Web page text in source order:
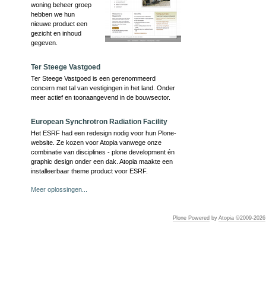
woning beheer groep
hebben we hun
nieuwe product een
gezicht en inhoud
gegeven.
Ter Steege Vastgoed
Ter Steege Vastgoed is een gerenommeerd
concern met tal van vestigingen in het land. Onder
meer actief en toonaangevend in de bouwsector.
European Synchrotron Radiation Facility
Het ESRF had een redesign nodig voor hun Plone-
website. Ze kozen voor Atopia vanwege onze
combinatie van disciplines - plone development én
graphic design onder een dak. Atopia maakte een
installeerbaar theme product voor ESRF.
Meer oplossingen...
Plone Powered byAtopia ©2009-2026